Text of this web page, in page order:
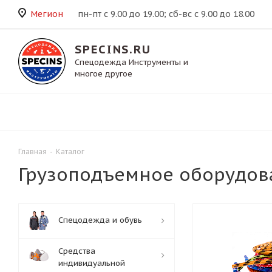
Мегион пн-пт с 9.00 до 19.00; сб-вс с 9.00 до 18.00
SPECINS.RU
Спецодежда Инструменты и
многое другое
Главная - Каталог
Грузоподъемное
Спецодежда и обувь
Средства
индивидуальной